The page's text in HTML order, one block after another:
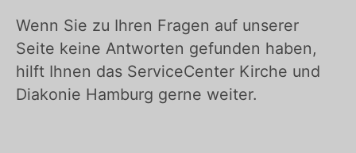
Wenn Sie zu Ihren Fragen auf unserer
Seite keine Antworten gefunden haben,
hilft Ihnen das ServiceCenter Kirche und
Diakonie Hamburg gerne weiter.